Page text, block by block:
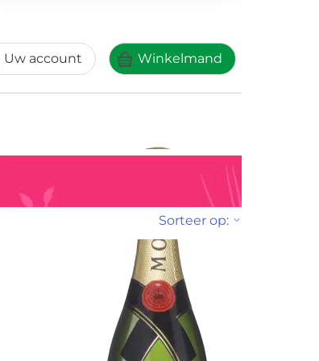
Uw account Winkelmand
Sorteer op: